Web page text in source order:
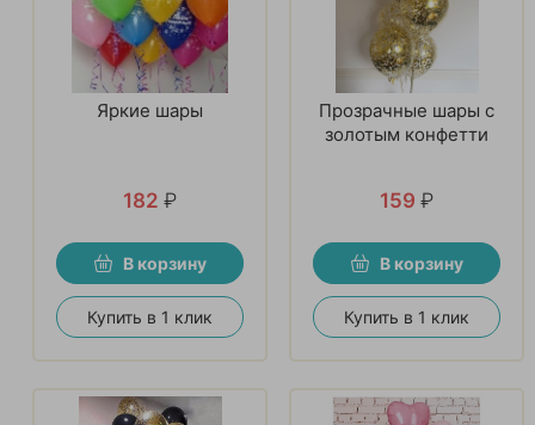
Яркие шары
182 ₽
В корзину
Купить в 1 клик
Прозрачные шары с
золотым конфетти
159 ₽
В корзину
Купить в 1 клик